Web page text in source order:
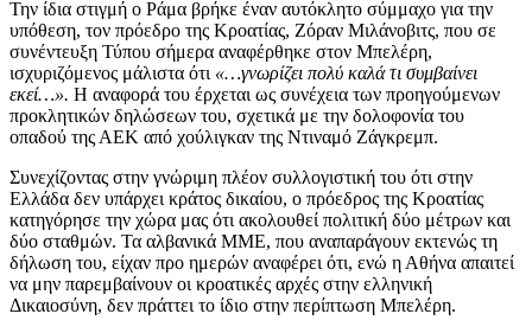
Την ίδια στιγμή ο Ράμα βρήκε έναν αυτόκλητο σύμμαχο για την
υπόθεση, τον πρόεδρο της Κροατίας, Ζόραν Μιλάνοβιτς, που σε
συνέντευξη Τύπου σήμερα αναφέρθηκε στον Μπελέρη,
ισχυριζόμενος μάλιστα ότι «…γνωρίζει πολύ καλά τι συμβαίνει
εκεί…». Η αναφορά του έρχεται ως συνέχεια των προηγούμενων
προκλητικών δηλώσεων του, σχετικά με την δολοφονία του
οπαδού της ΑΕΚ από χούλιγκαν της Ντιναμό Ζάγκρεμπ.
Συνεχίζοντας στην γνώριμη πλέον συλλογιστική του ότι στην
Ελλάδα δεν υπάρχει κράτος δικαίου, ο πρόεδρος της Κροατίας
κατηγόρησε την χώρα μας ότι ακολουθεί πολιτική δύο μέτρων και
δύο σταθμών. Τα αλβανικά ΜΜΕ, που αναπαράγουν εκτενώς τη
δήλωση του, είχαν προ ημερών αναφέρει ότι, ενώ η Αθήνα απαιτεί
να μην παρεμβαίνουν οι κροατικές αρχές στην ελληνική
Δικαιοσύνη, δεν πράττει το ίδιο στην περίπτωση Μπελέρη.